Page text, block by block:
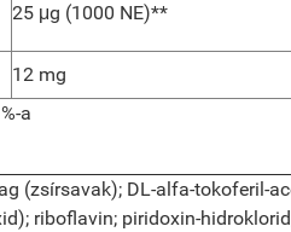
25 μg (1000 NE)**
12 mg
a
(zsírsavak); DL-alfa-tokoferil-
riboflavin; piridoxin-